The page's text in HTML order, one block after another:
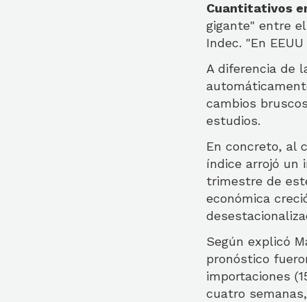
Cuantitativos
gigante" entre
Indec. "En
A diferencia de
cambios
estudios.
En concreto, al
índice arrojó un
trimestre de
económica
Según explicó
pronóstico
importaciones
cuatro